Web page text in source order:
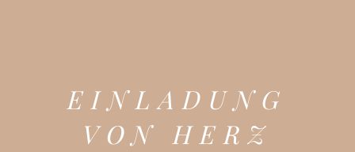
EINLADUNG
VON HERZ